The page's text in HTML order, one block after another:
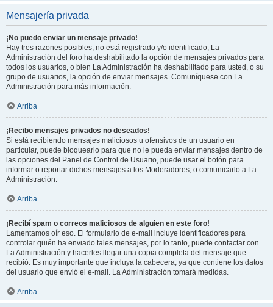
Mensajería privada
¡No puedo enviar un mensaje privado!
Hay tres razones posibles; no está registrado y/o identificado, La
Administración del foro ha deshabilitado la opción de mensajes privados para
todos los usuarios, o bien La Administración ha deshabilitado para usted, o su
grupo de usuarios, la opción de enviar mensajes. Comuníquese con La
Administración para más información.
Arriba
¡Recibo mensajes privados no deseados!
Si está recibiendo mensajes maliciosos u ofensivos de un usuario en
particular, puede bloquearlo para que no le pueda enviar mensajes dentro de
las opciones del Panel de Control de Usuario, puede usar el botón para
informar o reportar dichos mensajes a los Moderadores, o comunicarlo a La
Administración.
Arriba
¡Recibí spam o correos maliciosos de alguien en este foro!
Lamentamos oír eso. El formulario de e-mail incluye identificadores para
controlar quién ha enviado tales mensajes, por lo tanto, puede contactar con
La Administración y hacerles llegar una copia completa del mensaje que
recibió. Es muy importante que incluya la cabecera, ya que contiene los datos
del usuario que envió el e-mail. La Administración tomará medidas.
Arriba